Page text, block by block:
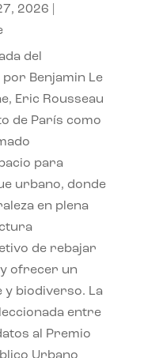
2026
del
Benjamin Le
Eric Rousseau
de París como
para
urbano, donde
en plena
de rebajar
ofrecer un
y biodiverso. La
entre
al Premio
Urbano